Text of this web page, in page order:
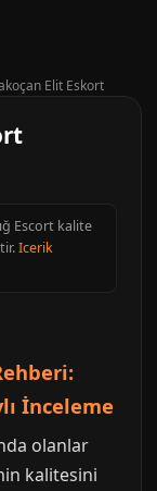
Elit Eskort
Escort kalite
Icerik
İnceleme
olanlar
kalitesini